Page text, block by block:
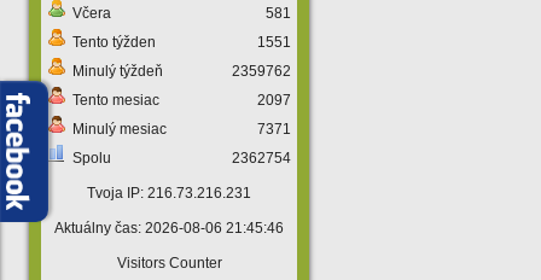
Včera
Tento týžden
Minulý týždeň
Tento mesiac
Minulý mesiac
Spolu
581
1551
2359762
2097
7371
2362754
Tvoja IP: 216.73.216.231
Aktuálny čas: 2026-08-06 21:45:46
Visitors Counter